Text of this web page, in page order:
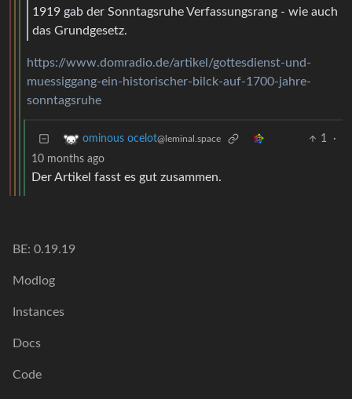
1919 gab der Sonntagsruhe Verfassungsrang - wie auch
das Grundgesetz.
https://www.domradio.de/artikel/gottesdienst-und-
muessiggang-ein-historischer-bilck-auf-1700-jahre-
sonntagsruhe
ominous ocelot@leminal.space 1
·
10 months ago
Der Artikel fasst es gut zusammen.
BE: 0.19.19
Modlog
Instances
Docs
Code